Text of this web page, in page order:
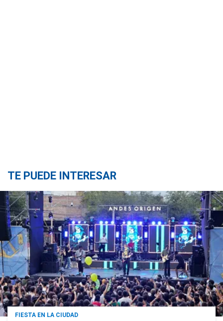
TE PUEDE INTERESAR
FIESTA EN LA CIUDAD